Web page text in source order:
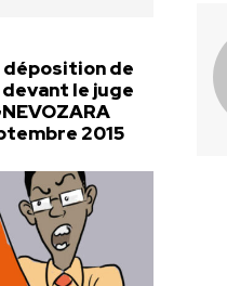
de
le juge
2015